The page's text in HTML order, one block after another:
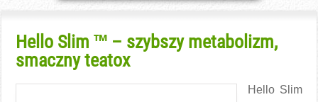
Hello Slim ™ – szybszy metabolizm,
smaczny teatox
Hello Slim